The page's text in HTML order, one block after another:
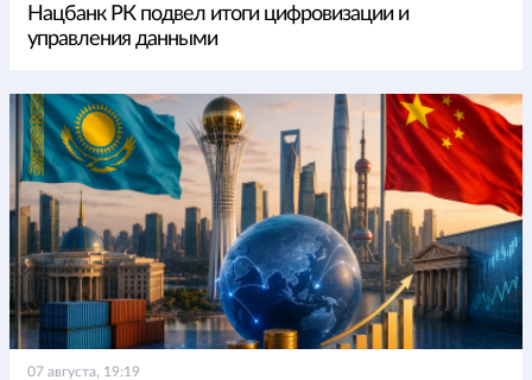
Нацбанк РК подвел итоги цифровизации и
управления данными
07 августа, 19:19